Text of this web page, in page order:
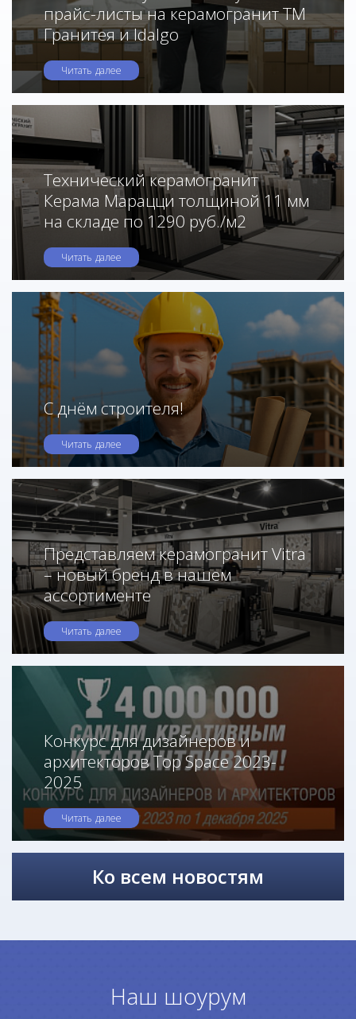
прайс-листы на керамогранит ТМ
Гранитея и Idalgo
Читать далее
Технический керамогранит
Керама Марацци толщиной 11 мм
на складе по 1290 руб./м2
Читать далее
С днём строителя!
Читать далее
Представляем керамогранит Vitra
– новый бренд в нашем
ассортименте
Читать далее
Конкурс для дизайнеров и
архитекторов Top Space 2023-
2025
Читать далее
Ко всем новостям
Наш шоурум